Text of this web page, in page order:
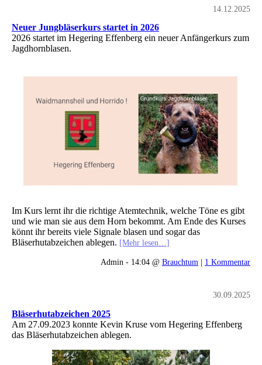
14.12.2025
Neuer Jungbläserkurs startet in 2026
2026 startet im Hegering Effenberg ein neuer Anfängerkurs zum
Jagdhornblasen.
Im Kurs lernt ihr die richtige Atemtechnik, welche Töne es gibt
und wie man sie aus dem Horn bekommt. Am Ende des Kurses
könnt ihr bereits viele Signale blasen und sogar das
Bläserhutabzeichen ablegen. [Mehr lesen…]
Admin - 14:04 @ Brauchtum | 1 Kommentar
30.09.2025
Bläserhutabzeichen 2025
Am 27.09.2023 konnte Kevin Kruse vom Hegering Effenberg
das Bläserhutabzeichen ablegen.